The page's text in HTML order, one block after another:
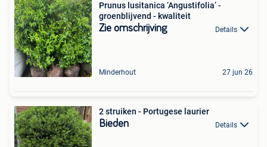
Prunus lusitanica ‘Angustifolia’ -
groenblijvend - kwaliteit
Zie omschrijving Details
Minderhout 27 jun 26
2 struiken - Portugese laurier
Bieden Details